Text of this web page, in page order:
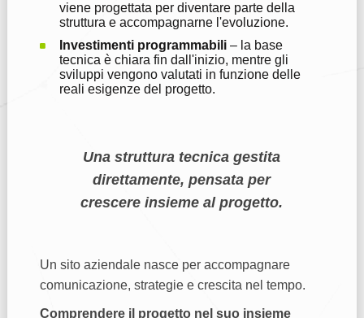
viene progettata per diventare parte della
struttura e accompagnarne l'evoluzione.
Investimenti programmabili– la base
tecnica è chiara fin dall'inizio, mentre gli
sviluppi vengono valutati in funzione delle
reali esigenze del progetto.
Una struttura tecnica gestita
direttamente, pensata per
crescere insieme al progetto.
Un sito aziendale nasce per accompagnare
comunicazione, strategie e crescita nel tempo.
Comprendere il progetto nel suo insieme